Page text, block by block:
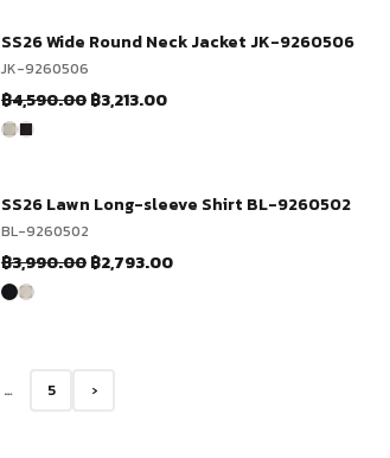
฿3,490.00.฿2,443.00.
-30% ช้อปเลย
SS26 Wide Round Neck Jacket JK-9260506
JK-9260506
฿4,590.00Original
฿3,213.00Current
-30% ช้อปเลย
SS26 Lawn Long-sleeve Shirt BL-9260502
BL-9260502
฿3,990.00Original
฿2,793.00Current
… 5 ›